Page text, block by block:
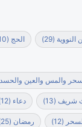
النووية (29) الحج (10)
والمس والعين والحسد
شريف (13) دعاء (12)
(12) رمضان (25)